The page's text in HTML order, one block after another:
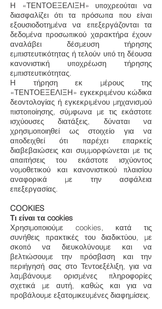
Η «ΤΕΝΤΟΕΞΕΛΙΞΗ» υποχρεούται να
διασφαλίζει ότι τα πρόσωπα που είναι
εξουσιοδοτημένα να επεξεργάζονται τα
δεδομένα προσωπικού χαρακτήρα έχουν
αναλάβει δέσμευση τήρησης
εμπιστευτικότητας ή τελούν υπό τη δέουσα
κανονιστική υποχρέωση τήρησης
εμπιστευτικότητας.
Η τήρηση εκ μέρους της
«ΤΕΝΤΟΕΞΕΛΙΞΗ» εγκεκριμένου κώδικα
δεοντολογίας ή εγκεκριμένου μηχανισμού
πιστοποίησης, σύμφωνα με τις εκάστοτε
ισχύουσες διατάξεις, δύναται να
χρησιμοποιηθεί ως στοιχείο για να
αποδειχθεί ότι παρέχει επαρκείς
διαβεβαιώσεις και συμμορφώνεται με τις
απαιτήσεις του εκάστοτε ισχύοντος
νομοθετικού και κανονιστικού πλαισίου
αναφορικά με την ασφάλεια
επεξεργασίας.
COOKIES
Τι είναι τα cookies
Χρησιμοποιούμε cookies, κατά τις
συνήθεις πρακτικές του διαδικτύου, με
σκοπό να διευκολύνουμε και να
βελτιώσουμε την πρόσβαση και την
περιήγησή σας στο Τεντοεξέλιξη, για να
λαμβάνουμε ορισμένες πληροφορίες
σχετικά με αυτή, καθώς και για να
προβάλουμε εξατομικευμένες διαφημίσεις.